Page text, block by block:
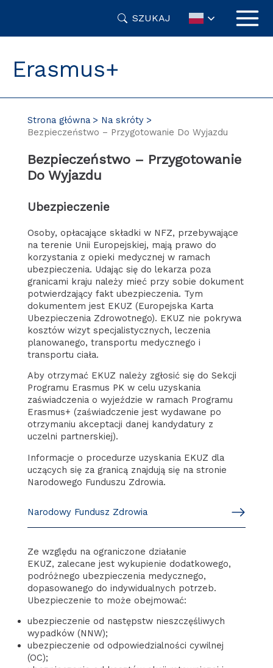
SZUKAJ
Erasmus+
Strona główna
Na skróty
Bezpieczeństwo – Przygotowanie Do Wyjazdu
Bezpieczeństwo – Przygotowanie
Do Wyjazdu
Ubezpieczenie
Osoby, opłacające składki w NFZ, przebywające
na terenie Unii Europejskiej, mają prawo do
korzystania z opieki medycznej w ramach
ubezpieczenia. Udając się do lekarza poza
granicami kraju należy mieć przy sobie dokument
potwierdzający fakt ubezpieczenia. Tym
dokumentem jest EKUZ (Europejska Karta
Ubezpieczenia Zdrowotnego). EKUZ nie pokrywa
kosztów wizyt specjalistycznych, leczenia
planowanego, transportu medycznego i
transportu ciała.
Aby otrzymać EKUZ należy zgłosić się do Sekcji
Programu Erasmus PK w celu uzyskania
zaświadczenia o wyjeździe w ramach Programu
Erasmus+ (zaświadczenie jest wydawane po
otrzymaniu akceptacji danej kandydatury z
uczelni partnerskiej).
Informacje o procedurze uzyskania EKUZ dla
uczących się za granicą znajdują się na stronie
Narodowego Funduszu Zdrowia.
Narodowy Fundusz Zdrowia
Ze względu na ograniczone działanie
EKUZ, zalecane jest wykupienie dodatkowego,
podróżnego ubezpieczenia medycznego,
dopasowanego do indywidualnych potrzeb.
Ubezpieczenie to może obejmować:
ubezpieczenie od następstw nieszczęśliwych
wypadków (NNW);
ubezpieczenie od odpowiedzialności cywilnej
(OC);